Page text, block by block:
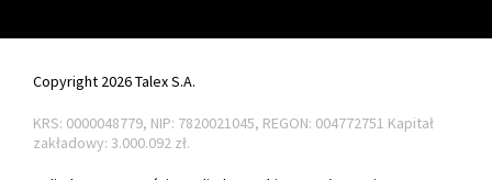
Copyright 2026 Talex S.A.
KRS: 0000048779, NIP: 7820021045, REGON: 004772751 Kapitał
zakładowy: 3.000.092 zł.